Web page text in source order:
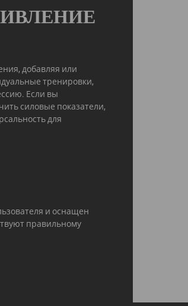
добавляя или
тренировки,
Если вы
силовые показатели,
для
и оснащен
правильному